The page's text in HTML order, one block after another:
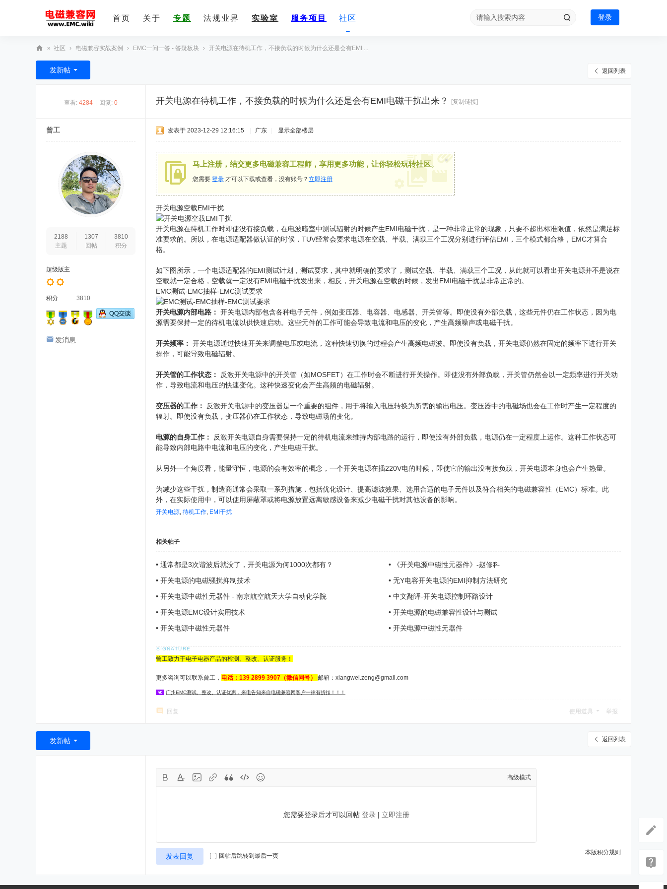
首页 关于 专题 法规业界 实验室 服务项目 社区 登录
E
» 社区 › 电磁兼容实战案例 › EMC一问一答 - 答疑板块 › 开关电源在待机工作，不接负载的时候为什么还是会有EMI ...
返回列表
发新帖
查看: 4284 回复: 0 开关电源在待机工作，不接负载的时候为什么还是会有EMI电磁干扰出来？ [复制链接]
曾工
2188
主题
1307
回帖
3810
积分
超级版主
积分 3810
发消息
发表于 2023-12-29 12:16:15 广东 显示全部楼层
马上注册，结交更多电磁兼容工程师，享用更多功能，让你轻松玩转社区。
您需要 登录 才可以下载或查看，没有账号？ 立即注册
×
开关电源空载EMI干扰
开关电源在待机工作时即使没有接负载，在电波暗室中测试辐射的时候产生EMI电磁干扰，是一种非常正常的现象，只要不超出标准限值，依然是满足标
准要求的。所以，在电源适配器做认证的时候，TUV经常会要求电源在空载、半载、满载三个工况分别进行评估EMI，三个模式都合格，EMC才算合
格。
如下图所示，一个电源适配器的EMI测试计划，测试要求，其中就明确的要求了，测试空载、半载、满载三个工况，从此就可以看出开关电源并不是说在
空载就一定合格，空载就一定没有EMI电磁干扰发出来，相反，开关电源在空载的时候，发出EMI电磁干扰是非常正常的。
EMC测试-EMC抽样-EMC测试要求
开关电源内部电路： 开关电源内部包含各种电子元件，例如变压器、电容器、电感器、开关管等。即使没有外部负载，这些元件仍在工作状态，因为电
源需要保持一定的待机电流以供快速启动。这些元件的工作可能会导致电流和电压的变化，产生高频噪声或电磁干扰。
开关频率： 开关电源通过快速开关来调整电压或电流，这种快速切换的过程会产生高频电磁波。即使没有负载，开关电源仍然在固定的频率下进行开关
操作，可能导致电磁辐射。
开关管的工作状态：
反激开关电源中的开关管（如MOSFET）在工作时会不断进行开关操作。即使没有外部负载，开关管仍然会以一定频率进行开关动
作，导致电流和电压的快速变化。这种快速变化会产生高频的电磁辐射。
变压器的工作：
反激开关电源中的变压器是一个重要的组件，用于将输入电压转换为所需的输出电压。变压器中的电磁场也会在工作时产生一定程度的
辐射。即使没有负载，变压器仍在工作状态，导致电磁场的变化。
电源的自身工作：
反激开关电源自身需要保持一定的待机电流来维持内部电路的运行，即使没有外部负载，电源仍在一定程度上运作。这种工作状态可
能导致内部电路中电流和电压的变化，产生电磁干扰。
从另外一个角度看，能量守恒，电源的会有效率的概念，一个开关电源在插220V电的时候，即使它的输出没有接负载，开关电源本身也会产生热量。
为减少这些干扰，制造商通常会采取一系列措施，包括优化设计、提高滤波效果、选用合适的电子元件以及符合相关的电磁兼容性（EMC）标准。此
外，在实际使用中，可以使用屏蔽罩或将电源放置远离敏感设备来减少电磁干扰对其他设备的影响。
开关电源, 待机工作, EMI干扰
相关帖子
• 通常都是3次谐波后就没了，开关电源为何1000次都有？ •
《开关电源中磁性元器件》-赵修科
• 开关电源的电磁骚扰抑制技术 • 无Y电容开关电源的EMI抑制方法研究
• 开关电源中磁性元器件 - 南京航空航天大学自动化学院 • 中文翻译-开关电源控制环路设计
• 开关电源EMC设计实用技术 • 开关电源的电磁兼容性设计与测试
• 开关电源中磁性元器件 • 开关电源中磁性元器件
曾工致力于电子电器产品的检测、整改、认证服务！
更多咨询可以联系曾工， 电话：139 2899 3907（微信同号） 邮箱： xiangwei.zeng@gmail.com
广州EMC测试、整改、认证优惠，来电告知来自电磁兼容网客户一律有折扣！！！
回复 使用道具 举报
返回列表
发新帖
高级模式
您需要登录后才可以回帖 登录| 立即注册
本版积分规则
发表回复 回帖后跳转到最后一页